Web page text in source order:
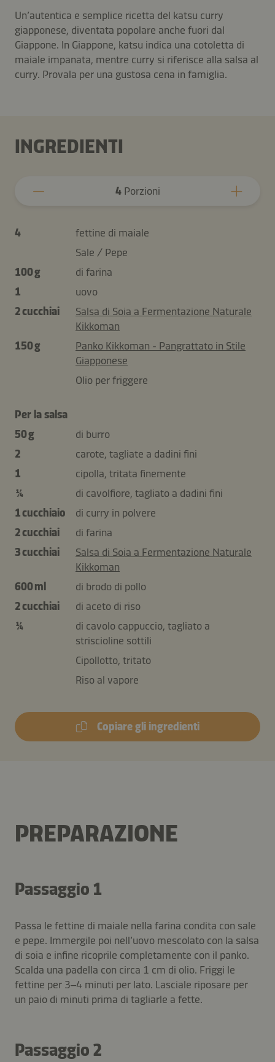
Un’autentica e semplice ricetta del katsu curry
giapponese, diventata popolare anche fuori dal
Giappone. In Giappone, katsu indica una cotoletta di
maiale impanata, mentre curry si riferisce alla salsa al
curry. Provala per una gustosa cena in famiglia.
INGREDIENTI
4Porzioni
4
fettine di maiale
Sale / Pepe
100 g
di farina
1
uovo
2 cucchiai
Salsa di Soia a Fermentazione Naturale
Kikkoman
150 g
Panko Kikkoman - Pangrattato in Stile
Giapponese
Olio per friggere
Per la salsa
50 g
di burro
2
carote, tagliate a dadini fini
1
cipolla, tritata finemente
¼
di cavolfiore, tagliato a dadini fini
1 cucchiaio
di curry in polvere
2 cucchiai
di farina
3 cucchiai
Salsa di Soia a Fermentazione Naturale
Kikkoman
600 ml
di brodo di pollo
2 cucchiai
di aceto di riso
¼
di cavolo cappuccio, tagliato a
striscioline sottili
Cipollotto, tritato
Riso al vapore
Copiare gli ingredienti
PREPARAZIONE
Passaggio 1
Passa le fettine di maiale nella farina condita con sale
e pepe. Immergile poi nell’uovo mescolato con la salsa
di soia e infine ricoprile completamente con il panko.
Scalda una padella con circa 1 cm di olio. Friggi le
fettine per 3–4 minuti per lato. Lasciale riposare per
un paio di minuti prima di tagliarle a fette.
Passaggio 2